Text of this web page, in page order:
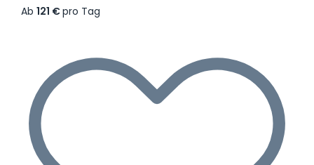
Ab 121 €pro Tag